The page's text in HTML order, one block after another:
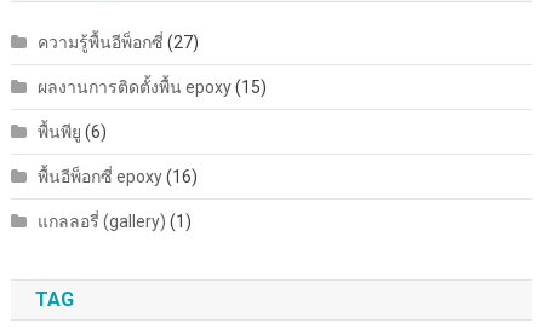
ความรู้พื้นอีพ็อกซี่ (27)
ผลงานการติดตั้งพื้น epoxy(15)
พื้นพียู (6)
พื้นอีพ็อกซี่ epoxy(16)
แกลลอรี่ (gallery) (1)
TAG